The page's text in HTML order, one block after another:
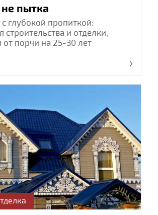
пытка
глубокой пропиткой:
строительства и отделки,
порчи на 25-30 лет